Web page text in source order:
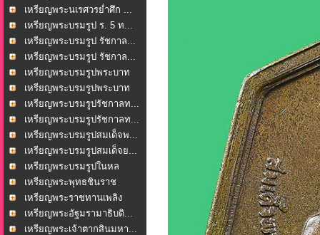
เหรียญพระนเรศวรย่ำศึก ...
เหรียญพระบรมรูป ร. 5 ท...
เหรียญพระบรมรูป รัชกาล...
เหรียญพระบรมรูป รัชกาล...
เหรียญพระบรมรูปพระบาท
ส...
เหรียญพระบรมรูปพระบาท
ส...
เหรียญพระบรมรูปรัชกาลท...
เหรียญพระบรมรูปรัชกาลท...
เหรียญพระบรมรูปสมเด็จพ...
เหรียญพระบรมรูปสมเด็จย...
เหรียญพระบรมรูปในหล
วงร...เหรียญพระพุทธชินราช
หล... เหรียญพระราชทานเพลิง
ศพ... เหรียญพระอัฐมรามาธิบดิ...
เหรียญพระเจ้าตากสินมหา...